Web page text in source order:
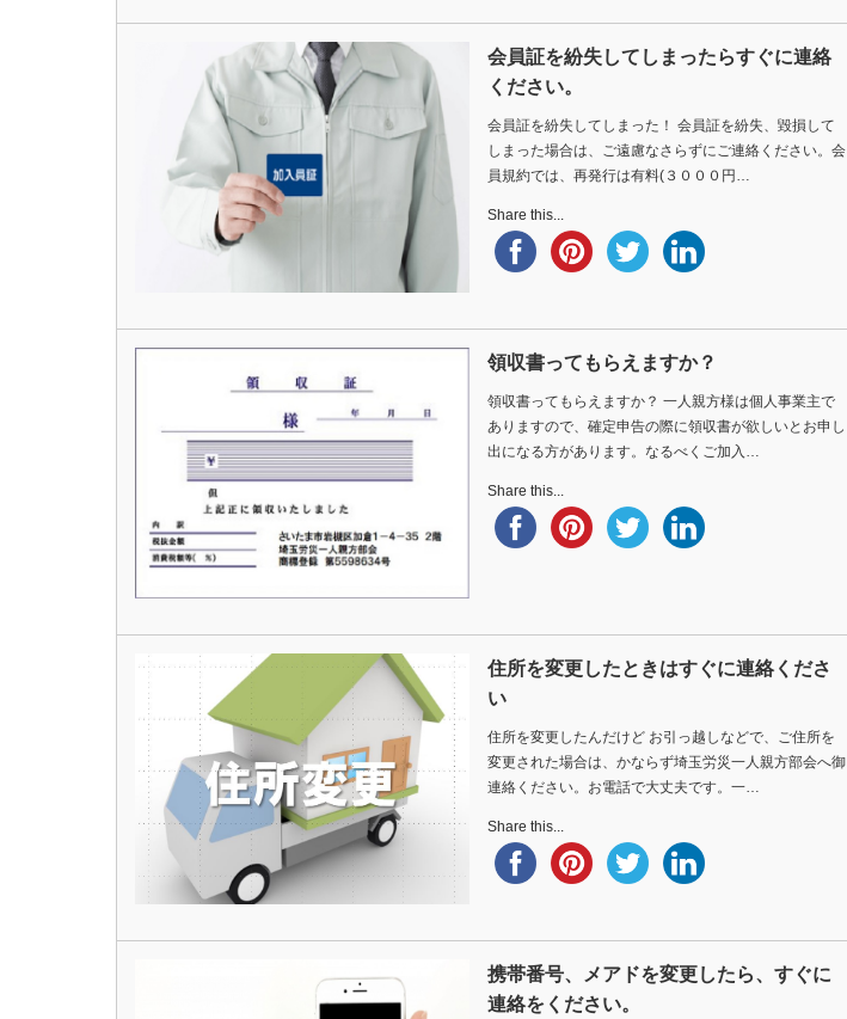
会員証を紛失してしまったらすぐに連絡
ください。
会員証を紛失してしまった！ 会員証を紛失、毀損して
しまった場合は、ご遠慮なさらずにご連絡ください。会
員規約では、再発行は有料(３０００円…
Share this...
領収書ってもらえますか？
領収書ってもらえますか？ 一人親方様は個人事業主で
ありますので、確定申告の際に領収書が欲しいとお申し
出になる方があります。なるべくご加入…
Share this...
住所を変更したときはすぐに連絡くださ
い
住所を変更したんだけど お引っ越しなどで、ご住所を
変更された場合は、かならず埼玉労災一人親方部会へ御
連絡ください。お電話で大丈夫です。一…
Share this...
携帯番号、メアドを変更したら、すぐに
連絡をください。